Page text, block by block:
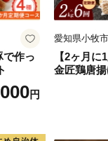
で作っ
円
愛知県小牧市
【2ヶ月に
金匠鶏唐